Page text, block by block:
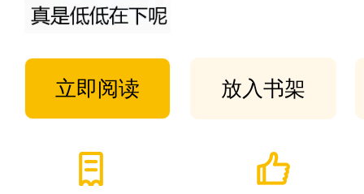
立即阅读 放入书架